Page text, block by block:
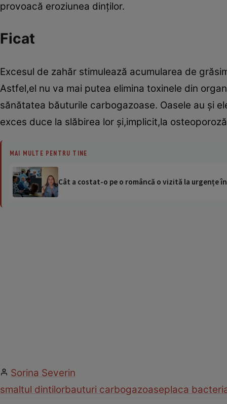
provoacă eroziunea dinţilor.
Ficat
Excesul de zahăr stimulează acumularea de
Astfel,el nu va mai putea elimina toxinele din
sănătatea băuturile carbogazoase. Oasele au şi
exces duce la slăbirea lor şi,implicit,la
MAI MULTE PENTRU TINE
Cât a costat-o pe o româncă o vizită la urgențe
Sorina Severin
smaltul dintilorbauturi carbogazoaseplaca